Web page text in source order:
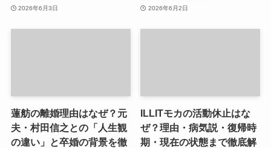
2026年6月3日 2026年6月2日
蓮舫の離婚理由はなぜ？元
夫・村田信之との「人生観
の違い」と卒婚の背景を徹
ILLITモカの活動休止はな
ぜ？理由・病気説・復帰時
期・現在の状態まで徹底解